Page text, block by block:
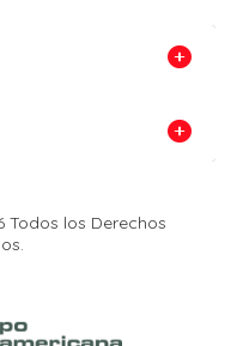
Todos los Derechos